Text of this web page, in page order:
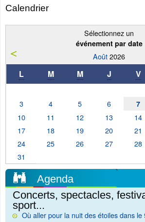
Calendrier
Sélectionnez un
événement par date
Août2026
L M M J V
3
4 5 6 7
10
11 12 13 14
17
18 19 20 21
24
25 26 27 28
31
Agenda
Concerts, spectacles,
sport...
Où aller pour la nuit des étoiles dans le